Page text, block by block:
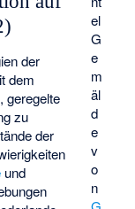
el
G
e
m
äl
d
e
v
o
n
der
dem
geregelte
zu
der
und